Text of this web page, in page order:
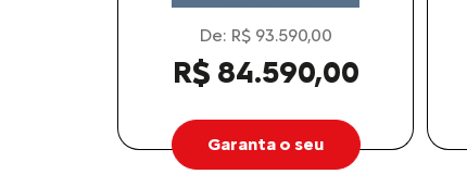
De: R$ 93.590,00
R$ 84.590,00
Garanta o seu